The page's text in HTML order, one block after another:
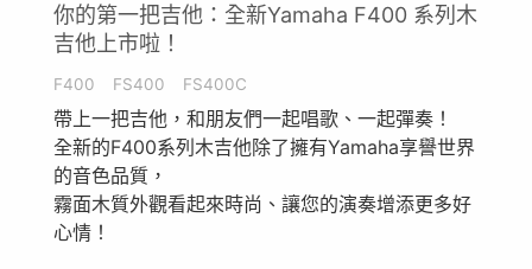
你的第一把吉他：全新Yamaha F400 系列木
吉他上市啦！
F400 FS400 FS400C
帶上一把吉他，和朋友們一起唱歌、一起彈奏！
全新的F400系列木吉他除了擁有Yamaha享譽世界
的音色品質，
霧面木質外觀看起來時尚、讓您的演奏增添更多好
心情！